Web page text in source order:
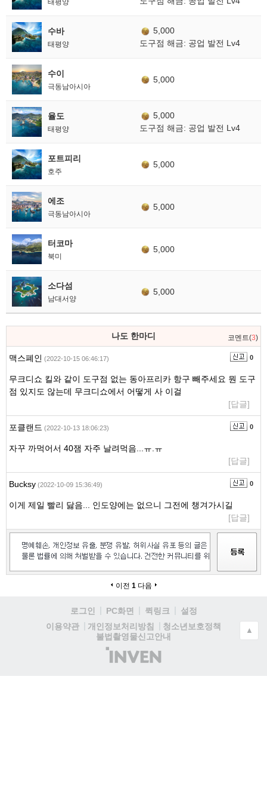
수바
태평양
5,000
도구점 해금: 공업 발전 Lv4
수이
극동남아시아
5,000
율도
태평양
5,000
도구점 해금: 공업 발전 Lv4
포트피리
호주
5,000
에조
극동남아시아
5,000
터코마
북미
5,000
소다섬
남대서양
5,000
나도 한마디 코멘트(3)
맥스폐인 (2022-10-15 06:46:17) 0
무크디쇼 킬와 같이 도구점 없는 동아프리카 항구 빼주세요 뭔 도구
점 있지도 않는데 무크디쇼에서 어떻게 사 이걸
[답글]
포클랜드 (2022-10-13 18:06:23) 0
자꾸 까먹어서 40잼 자주 날려먹음...ㅠ.ㅠ
[답글]
Bucksy (2022-10-09 15:36:49) 0
이게 제일 빨리 닳음... 인도양에는 없으니 그전에 챙겨가시길
[답글]
이전 1 다음
로그인 PC화면 퀵링크
설정
이용약관
개인정보처리방침
청소년보호정책
불법촬영물신고안내
(주)
인
▲